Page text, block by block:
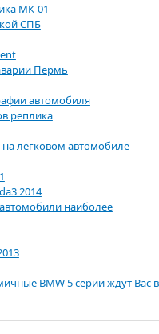
МК-01
СПБ
Пермь
автомобиля
реплика
легковом автомобиле
2014
наиболее
BMW 5 серии ждут Вас в